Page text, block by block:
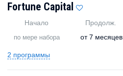
Fortune Capital
Начало
по мере набора
Продолж.
от7 месяцев
2 программы